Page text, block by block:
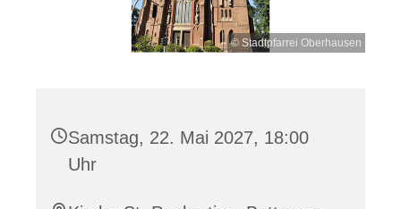
© Stadtpfarrei Oberhausen
Samstag, 22. Mai 2027, 18:00
Uhr